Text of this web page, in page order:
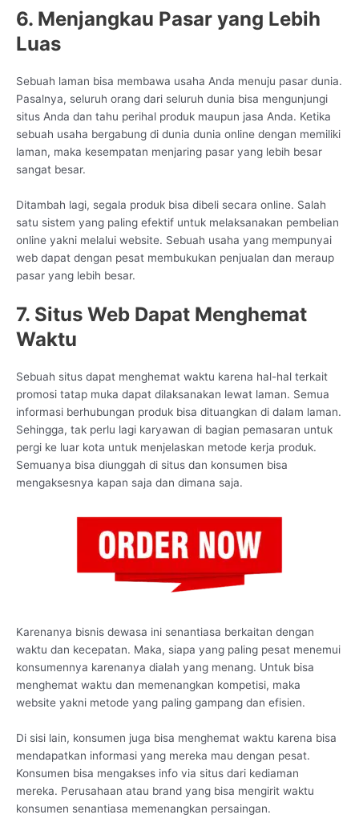
6. Menjangkau Pasar yang Lebih
Luas
Sebuah laman bisa membawa usaha Anda menuju pasar dunia.
Pasalnya, seluruh orang dari seluruh dunia bisa mengunjungi
situs Anda dan tahu perihal produk maupun jasa Anda. Ketika
sebuah usaha bergabung di dunia dunia online dengan memiliki
laman, maka kesempatan menjaring pasar yang lebih besar
sangat besar.
Ditambah lagi, segala produk bisa dibeli secara online. Salah
satu sistem yang paling efektif untuk melaksanakan pembelian
online yakni melalui website. Sebuah usaha yang mempunyai
web dapat dengan pesat membukukan penjualan dan meraup
pasar yang lebih besar.
7. Situs Web Dapat Menghemat
Waktu
Sebuah situs dapat menghemat waktu karena hal-hal terkait
promosi tatap muka dapat dilaksanakan lewat laman. Semua
informasi berhubungan produk bisa dituangkan di dalam laman.
Sehingga, tak perlu lagi karyawan di bagian pemasaran untuk
pergi ke luar kota untuk menjelaskan metode kerja produk.
Semuanya bisa diunggah di situs dan konsumen bisa
mengaksesnya kapan saja dan dimana saja.
Karenanya bisnis dewasa ini senantiasa berkaitan dengan
waktu dan kecepatan. Maka, siapa yang paling pesat menemui
konsumennya karenanya dialah yang menang. Untuk bisa
menghemat waktu dan memenangkan kompetisi, maka
website yakni metode yang paling gampang dan efisien.
Di sisi lain, konsumen juga bisa menghemat waktu karena bisa
mendapatkan informasi yang mereka mau dengan pesat.
Konsumen bisa mengakses info via situs dari kediaman
mereka. Perusahaan atau brand yang bisa mengirit waktu
konsumen senantiasa memenangkan persaingan.